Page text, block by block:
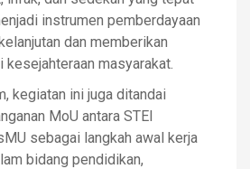
instrumen pemberdayaan
dan memberikan
kesejahteraan masyarakat.
kegiatan ini juga ditandai
MoU antara STEI
sebagai langkah awal kerja
bidang pendidikan,